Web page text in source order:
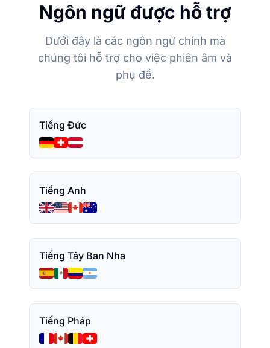
Ngôn ngữ được hỗ trợ
Dưới đây là các ngôn ngữ chính mà
chúng tôi hỗ trợ cho việc phiên âm và
phụ đề.
Tiếng Đức
Tiếng Anh
Tiếng Tây Ban Nha
Tiếng Pháp